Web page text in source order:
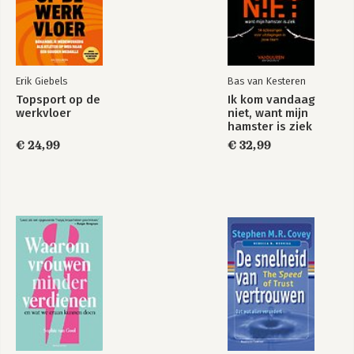
10. Coachen
11. Communiceren
Deel 4: De kompasnaald – De onontbeerlijke kwaliteiten van
de succesvolle ondernemer
13. Kritisch vermogen
15. Vakmanschap
Erik Giebels
Topsport op de
werkvloer
€ 24,99
Bas van Kesteren
Ik kom vandaag
niet, want mijn
hamster is ziek
€ 32,99